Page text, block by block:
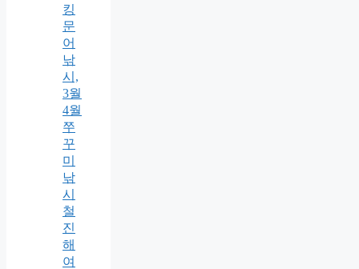
킹
문
어
낚
시,
3월
4월
쭈
꾸
미
낚
시
철
진
해
여